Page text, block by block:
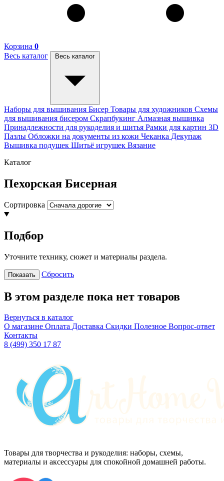
Корзина 0
Весь каталог
Весь каталог
Наборы для вышивания Бисер Товары для художников Схемы
для вышивания бисером Скрапбукинг Алмазная вышивка
Принадлежности для рукоделия и шитья Рамки для картин 3D
Пазлы Обложки на документы из кожи Чеканка Декупаж
Вышивка подушек Шитьё игрушек Вязание
Каталог
Пехорская Бисерная
Сортировка
Подбор
Уточните технику, сюжет и материалы раздела.
Показать Сбросить
В этом разделе пока нет товаров
Вернуться в каталог
О магазине Оплата Доставка Скидки Полезное Вопрос-ответ
Контакты
8 (499) 350 17 87
Товары для творчества и рукоделия: наборы, схемы,
материалы и аксессуары для спокойной домашней работы.